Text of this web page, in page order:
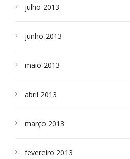
julho 2013
junho 2013
maio 2013
abril 2013
março 2013
fevereiro 2013